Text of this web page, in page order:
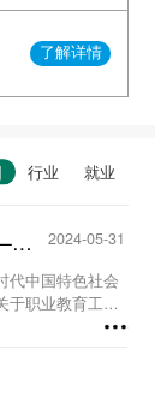
了解详情
一技在手 一生无忧——甘肃秦陇技工学校职教活动周系列活动...
2024-05-31
代中国特色社会
于职业教育工作
教育大会精神，
月23日至29